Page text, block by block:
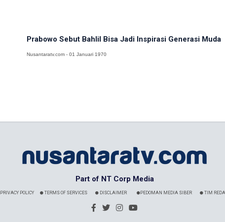
Prabowo Sebut Bahlil Bisa Jadi Inspirasi Generasi Muda
Nusantaratv.com - 01 Januari 1970
Part of NT Corp Media
PRIVACY POLICY TERMS OF SERVICES DISCLAIMER PEDOMAN MEDIA SIBER TIM